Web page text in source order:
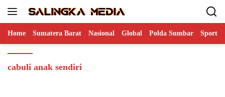
Home Sumatera Barat Nasional Global Polda Sumbar Sports
cabuli anak sendiri